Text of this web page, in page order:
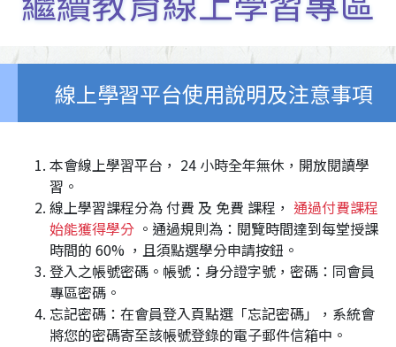
線上學習平台使用說明及注意事項
本會線上學習平台， 24 小時全年無休，開放閱讀學
習。
線上學習課程分為 付費 及 免費 課程， 通過付費課程
始能獲得學分 。通過規則為：閱覽時間達到每堂授課
時間的 60% ，且須點選學分申請按鈕。
登入之帳號密碼。帳號：身分證字號，密碼：同會員
專區密碼。
忘記密碼：在會員登入頁點選「忘記密碼」，系統會
將您的密碼寄至該帳號登錄的電子郵件信箱中。